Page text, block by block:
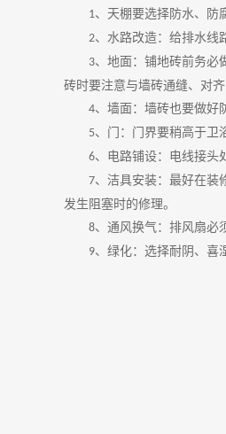
1、天棚要选择防水、防
2、水路改造：给排水线
3、地面：铺地砖前务必
砖时要注意与墙砖通缝、对齐
4、墙面：墙砖也要做好
5、门：门界要稍高于卫
6、电路铺设：电线接头
7、洁具安装：最好在装
发生阻塞时的修理。
8、通风换气：排风扇必
9、绿化：选择耐阴、喜